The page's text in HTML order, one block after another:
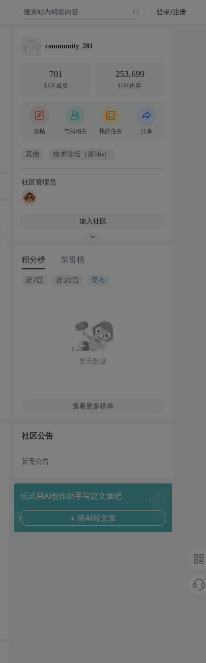
登录/注册
community_281
701
社区成员
253,699
社区内容
发帖 与我相关 我的任务 分享
其他 技术论坛（原bbs）
社区管理员
加入社区
积分榜 荣誉榜
近7日 近30日 至今
暂无数据
查看更多榜单
社区公告
暂无公告
试试用AI创作助手写篇文章吧
+ 用AI写文章